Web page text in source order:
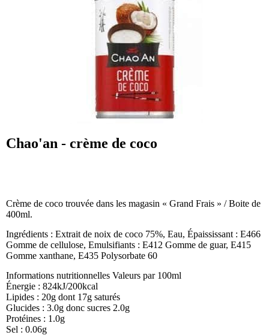
Chao'an - crème de coco
Crème de coco trouvée dans les magasin « Grand Frais » / Boite de
400ml.
Ingrédients : Extrait de noix de coco 75%, Eau, Épaississant : E466
Gomme de cellulose, Emulsifiants : E412 Gomme de guar, E415
Gomme xanthane, E435 Polysorbate 60
Informations nutritionnelles Valeurs par 100ml
Énergie : 824kJ/200kcal
Lipides : 20g dont 17g saturés
Glucides : 3.0g donc sucres 2.0g
Protéines : 1.0g
Sel : 0.06g